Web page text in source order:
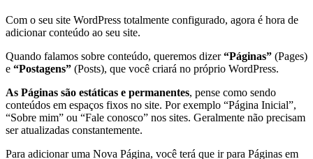
Com o seu site WordPress totalmente configurado, agora é hora de
adicionar conteúdo ao seu site.
Quando falamos sobre conteúdo, queremos dizer“Páginas” (Pages)
e “Postagens” (Posts), que você criará no próprio WordPress.
As Páginas são estáticas e permanentes, pense como sendo
conteúdos em espaços fixos no site. Por exemplo “Página Inicial”,
“Sobre mim” ou “Fale conosco” nos sites. Geralmente não precisam
ser atualizadas constantemente.
Para adicionar uma Nova Página, você terá que ir para Páginas em